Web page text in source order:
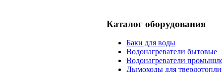
Каталог оборудования
Баки для воды
Водонагреватели бытовые
Водонагреватели
Дымоходы для